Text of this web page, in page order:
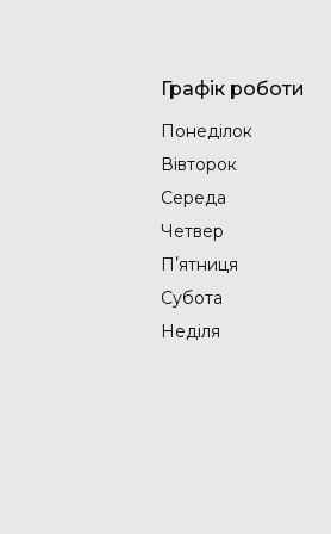
Графік роботи
Понеділок
Вівторок
Середа
Четвер
Пʼятниця
Субота
Неділя